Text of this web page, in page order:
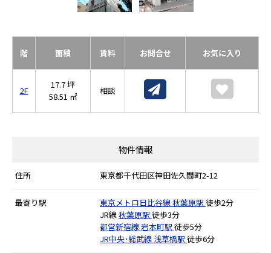
階 面積 賃料 お問合せ お気に入り
2F
17.7 坪
58.51 ㎡
相談
物件情報
住所 東京都千代田区神田佐久間町2-12
最寄り駅 東京メトロ日比谷線秋葉原駅 徒歩2分
JR線秋葉原駅 徒歩3分
都営新宿線岩本町駅 徒歩5分
JR中央･総武線 浅草橋駅 徒歩6分